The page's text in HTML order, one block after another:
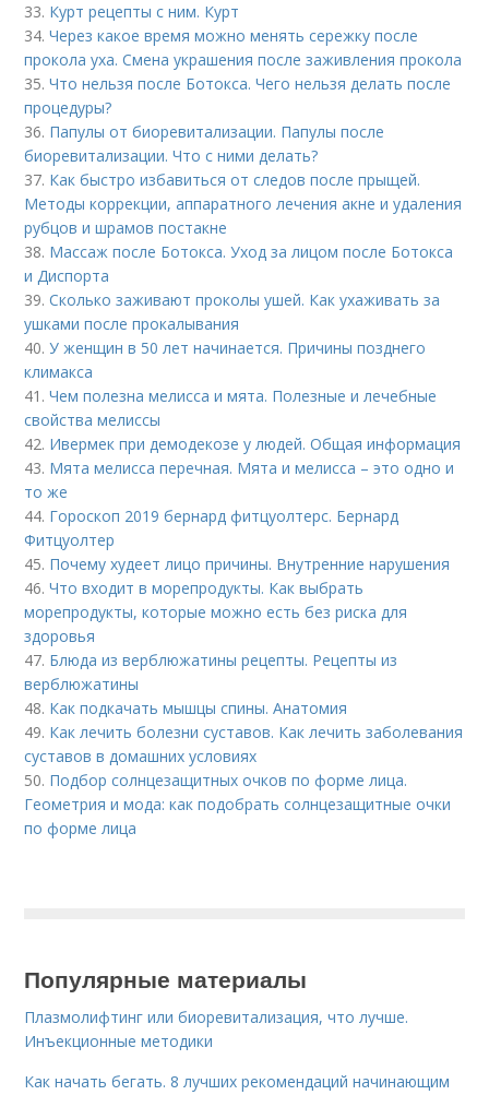
33. Курт рецепты с ним. Курт
34.Через какое время можно менять сережку после
прокола уха. Смена украшения после заживления прокола
35.Что нельзя после Ботокса. Чего нельзя делать после
процедуры?
36. Папулы от биоревитализации. Папулы после
биоревитализации. Что с ними делать?
37. Как быстро избавиться от следов после прыщей.
Методы коррекции, аппаратного лечения акне и удаления
рубцов и шрамов постакне
38. Массаж после Ботокса. Уход за лицом после Ботокса
и Диспорта
39.Сколько заживают проколы ушей. Как ухаживать за
ушками после прокалывания
40.У женщин в 50 лет начинается. Причины позднего
климакса
41.Чем полезна мелисса и мята. Полезные и лечебные
свойства мелиссы
42. Ивермек при демодекозе у людей. Общая информация
43. Мята мелисса перечная. Мята и мелисса – это одно и
то же
44. Гороскоп 2019 бернард фитцуолтерс. Бернард
Фитцуолтер
45. Почему худеет лицо причины. Внутренние нарушения
46.Что входит в морепродукты. Как выбрать
морепродукты, которые можно есть без риска для
здоровья
47. Блюда из верблюжатины рецепты. Рецепты из
верблюжатины
48. Как подкачать мышцы спины. Анатомия
49. Как лечить болезни суставов. Как лечить заболевания
суставов в домашних условиях
50. Подбор солнцезащитных очков по форме лица.
Геометрия и мода: как подобрать солнцезащитные очки
по форме лица
Популярные материалы
Плазмолифтинг или биоревитализация, что лучше.
Инъекционные методики
Как начать бегать. 8 лучших рекомендаций начинающим